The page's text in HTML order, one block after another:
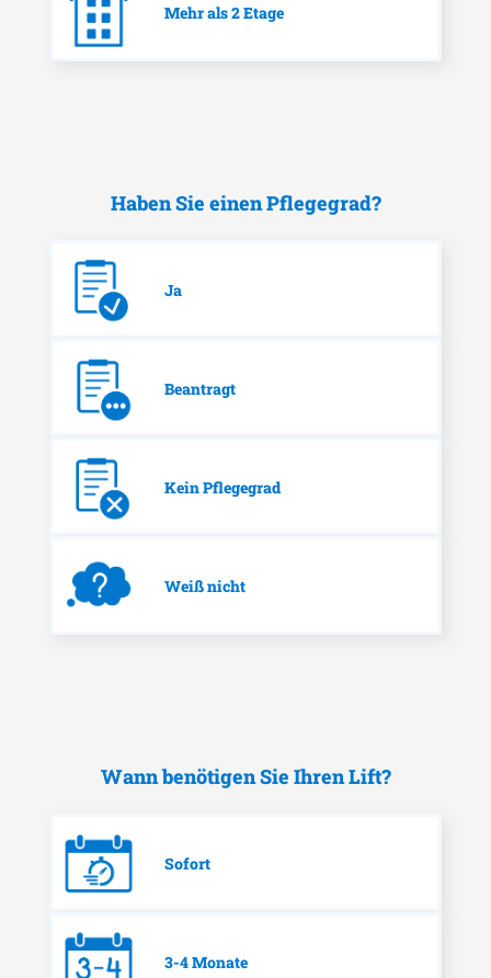
Mehr als 2 Etage
Haben Sie einen Pflegegrad?
Ja
Beantragt
Kein Pflegegrad
Weiß nicht
Wann benötigen Sie Ihren Lift?
Sofort
3-4 Monate